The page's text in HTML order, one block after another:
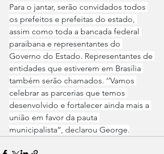
Para o jantar, serão convidados todos
os prefeitos e prefeitas do estado,
assim como toda a bancada federal
paraibana e representantes do
Governo do Estado. Representantes de
entidades que estiverem em Brasília
também serão chamados. ‘’Vamos
celebrar as parcerias que temos
desenvolvido e fortalecer ainda mais a
união em favor da pauta
municipalista’’, declarou George.